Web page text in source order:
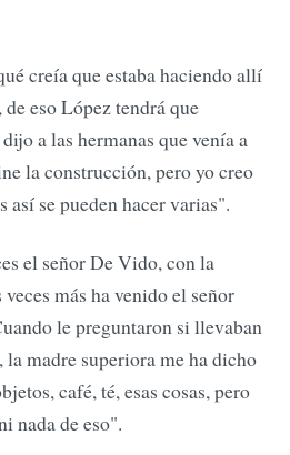
creía que estaba haciendo allí
eso López tendrá que
a las hermanas que venía a
la construcción, pero yo creo
así se pueden hacer varias".
el señor De Vido, con la
más ha venido el señor
le preguntaron si llevaban
madre superiora me ha dicho
café, té, esas cosas, pero
nada de eso".